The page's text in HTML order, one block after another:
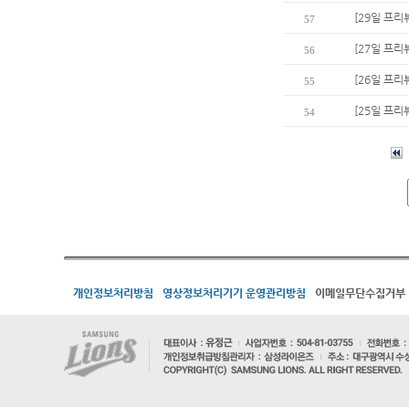
57 [29일 프리
56 [27일 프리
55 [26일 프리
54 [25일 프리
개인정보처리방침 영상정보처리기기 운영관리방침 이메일무단수집거부